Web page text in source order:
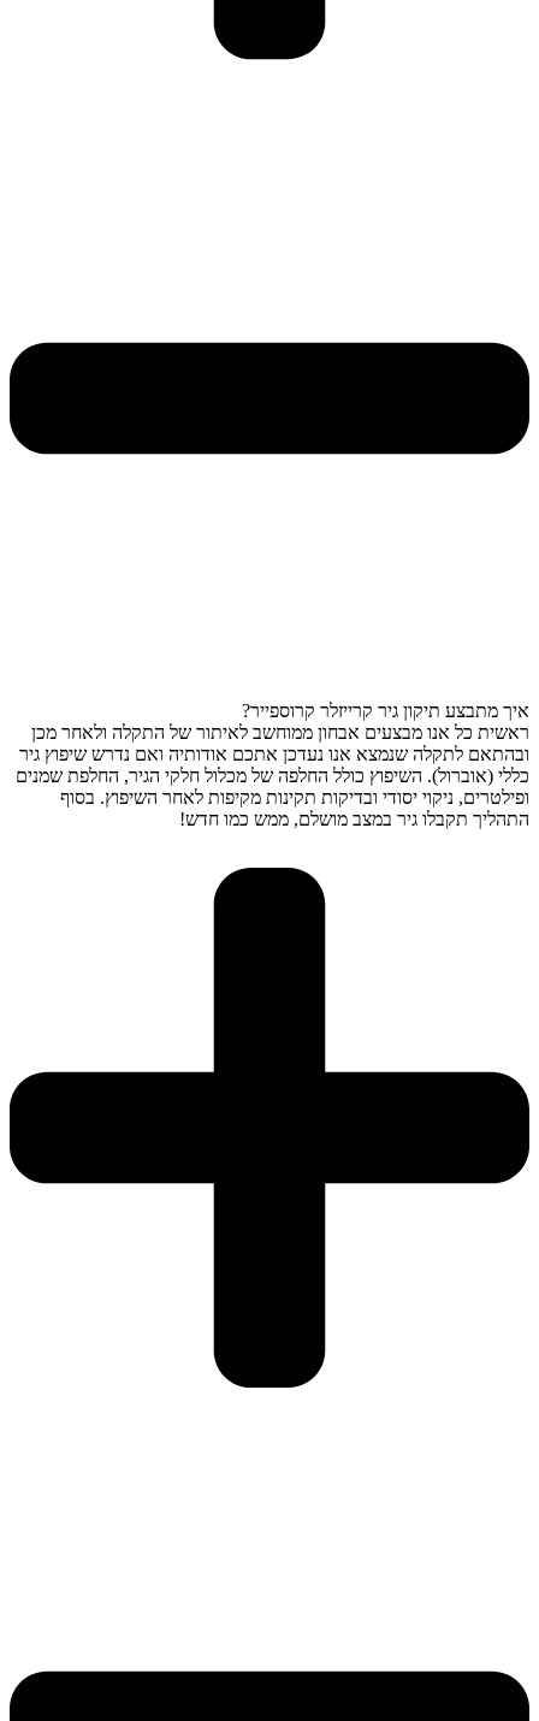
איך מתבצע תיקון גיר קרייזלר קרוספייר?
ראשית כל אנו מבצעים אבחון ממוחשב לאיתור של התקלה ולאחר מכן
ובהתאם לתקלה שנמצא אנו נעדכן אתכם אודותיה ואם נדרש שיפוץ גיר
כללי (אוברול). השיפוץ כולל החלפה של מכלול חלקי הגיר, החלפת שמנים
ופילטרים, ניקוי יסודי ובדיקות תקינות מקיפות לאחר השיפוץ. בסוף
התהליך תקבלו גיר במצב מושלם, ממש כמו חדש!